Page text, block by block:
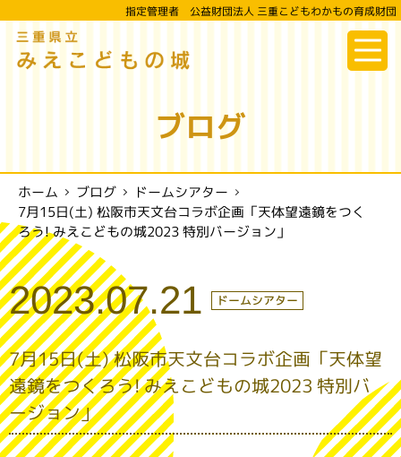
指定管理者 公益財団法人 三重こどもわかもの育成財団
ブログ
ホーム ブログ ドームシアター
7月15日(土) 松阪市天文台コラボ企画「天体望遠鏡をつく
ろう! みえこどもの城2023 特別バージョン」
2023.07.21 ドームシアター
7月15日(土) 松阪市天文台コラボ企画「天体望
遠鏡をつくろう! みえこどもの城2023 特別バ
ージョン」